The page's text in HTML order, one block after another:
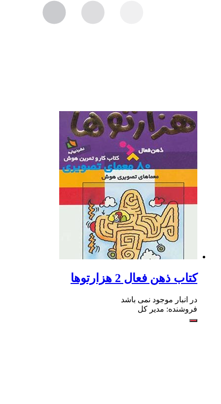
کتاب ذهن فعال 2 هزارتوها
در انبار موجود نمی باشد
فروشنده: مدیر کل